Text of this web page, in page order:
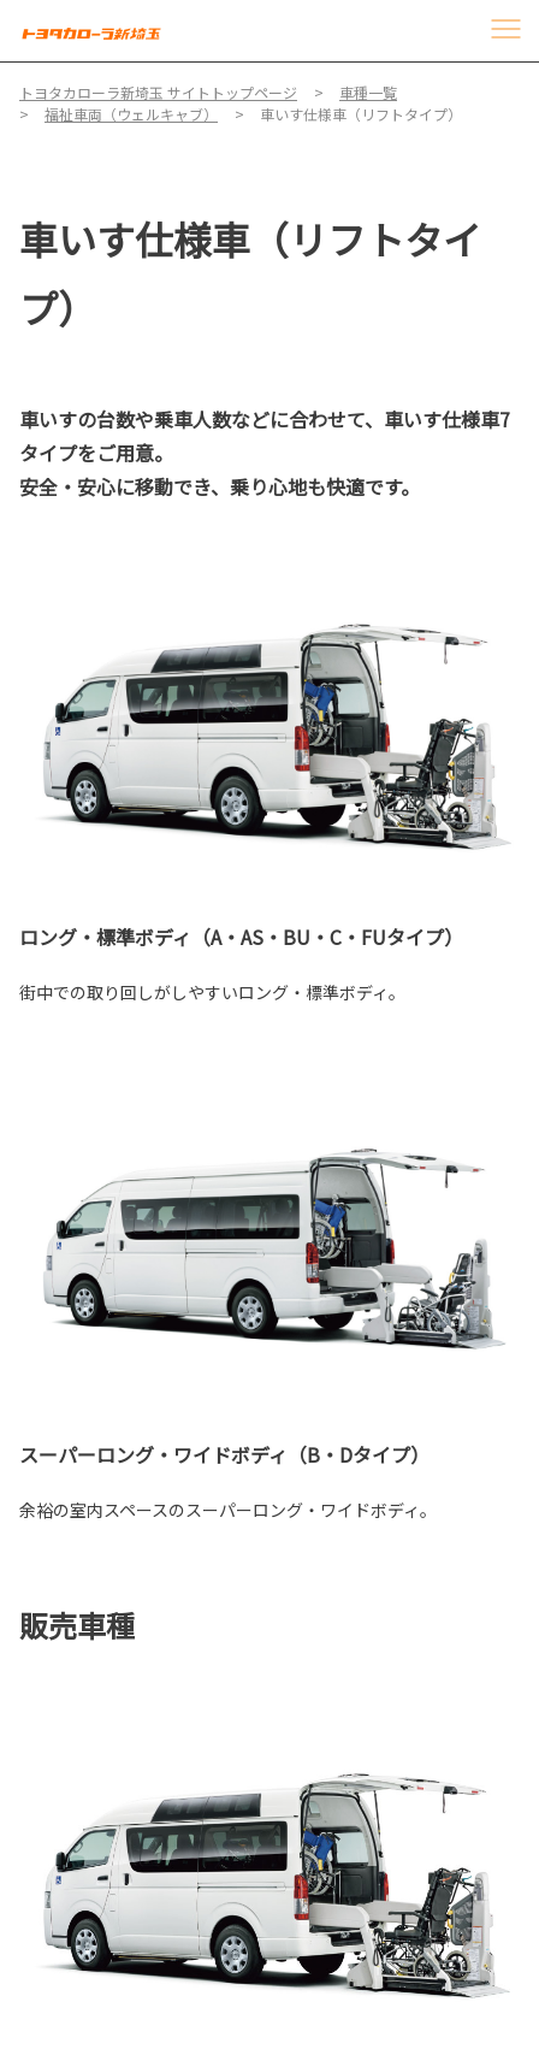
トヨタカローラ新埼玉 サイトトップページ
車種一覧
福祉車両（ウェルキャブ）
車いす仕様車（リフトタイプ）
車いす仕様車（リフトタイ
プ）
車いすの台数や乗車人数などに合わせて、車いす仕様車7
タイプをご用意。
安全・安心に移動でき、乗り心地も快適です。
ロング・標準ボディ（A・AS・BU・C・FUタイプ）
街中での取り回しがしやすいロング・標準ボディ。
スーパーロング・ワイドボディ（B・Dタイプ）
余裕の室内スペースのスーパーロング・ワイドボディ。
販売車種